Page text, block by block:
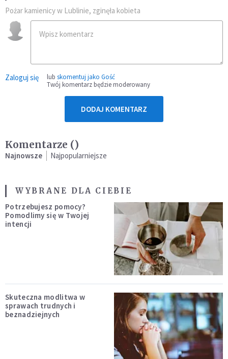
Pożar kamienicy w Lublinie, zginęła kobieta
Zaloguj się lub skomentuj jako Gość
Twój komentarz będzie moderowany
DODAJ KOMENTARZ
Komentarze ()
Najnowsze Najpopularniejsze
WYBRANE DLA CIEBIE
Potrzebujesz pomocy?
Pomodlimy się w Twojej
intencji
Skuteczna modlitwa w
sprawach trudnych i
beznadziejnych